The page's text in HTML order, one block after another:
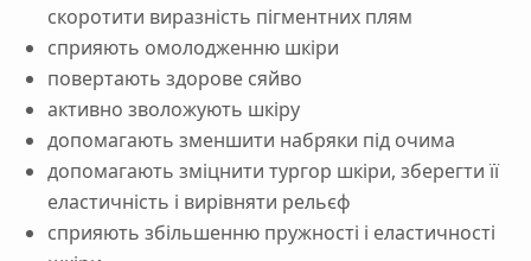
скоротити виразність пігментних плям
сприяють омолодженню шкіри
повертають здорове сяйво
активно зволожують шкіру
допомагають зменшити набряки під очима
допомагають зміцнити тургор шкіри, зберегти її
еластичність і вирівняти рельєф
сприяють збільшенню пружності і еластичності